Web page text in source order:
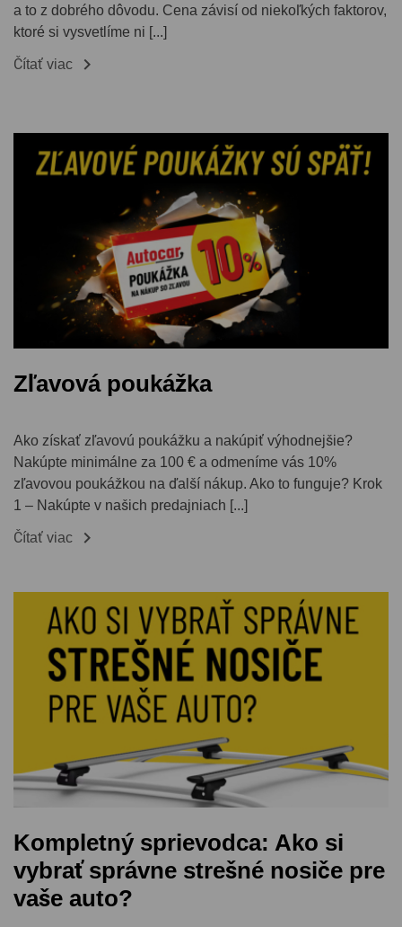
a to z dobrého dôvodu. Cena závisí od niekoľkých faktorov,
ktoré si vysvetlíme ni [...]
Čítať viac 
Zľavová poukážka
Ako získať zľavovú poukážku a nakúpiť výhodnejšie?
Nakúpte minimálne za 100 € a odmeníme vás 10%
zľavovou poukážkou na ďalší nákup. Ako to funguje? Krok
1 – Nakúpte v našich predajniach [...]
Čítať viac 
Kompletný sprievodca: Ako si
vybrať správne strešné nosiče pre
vaše auto?